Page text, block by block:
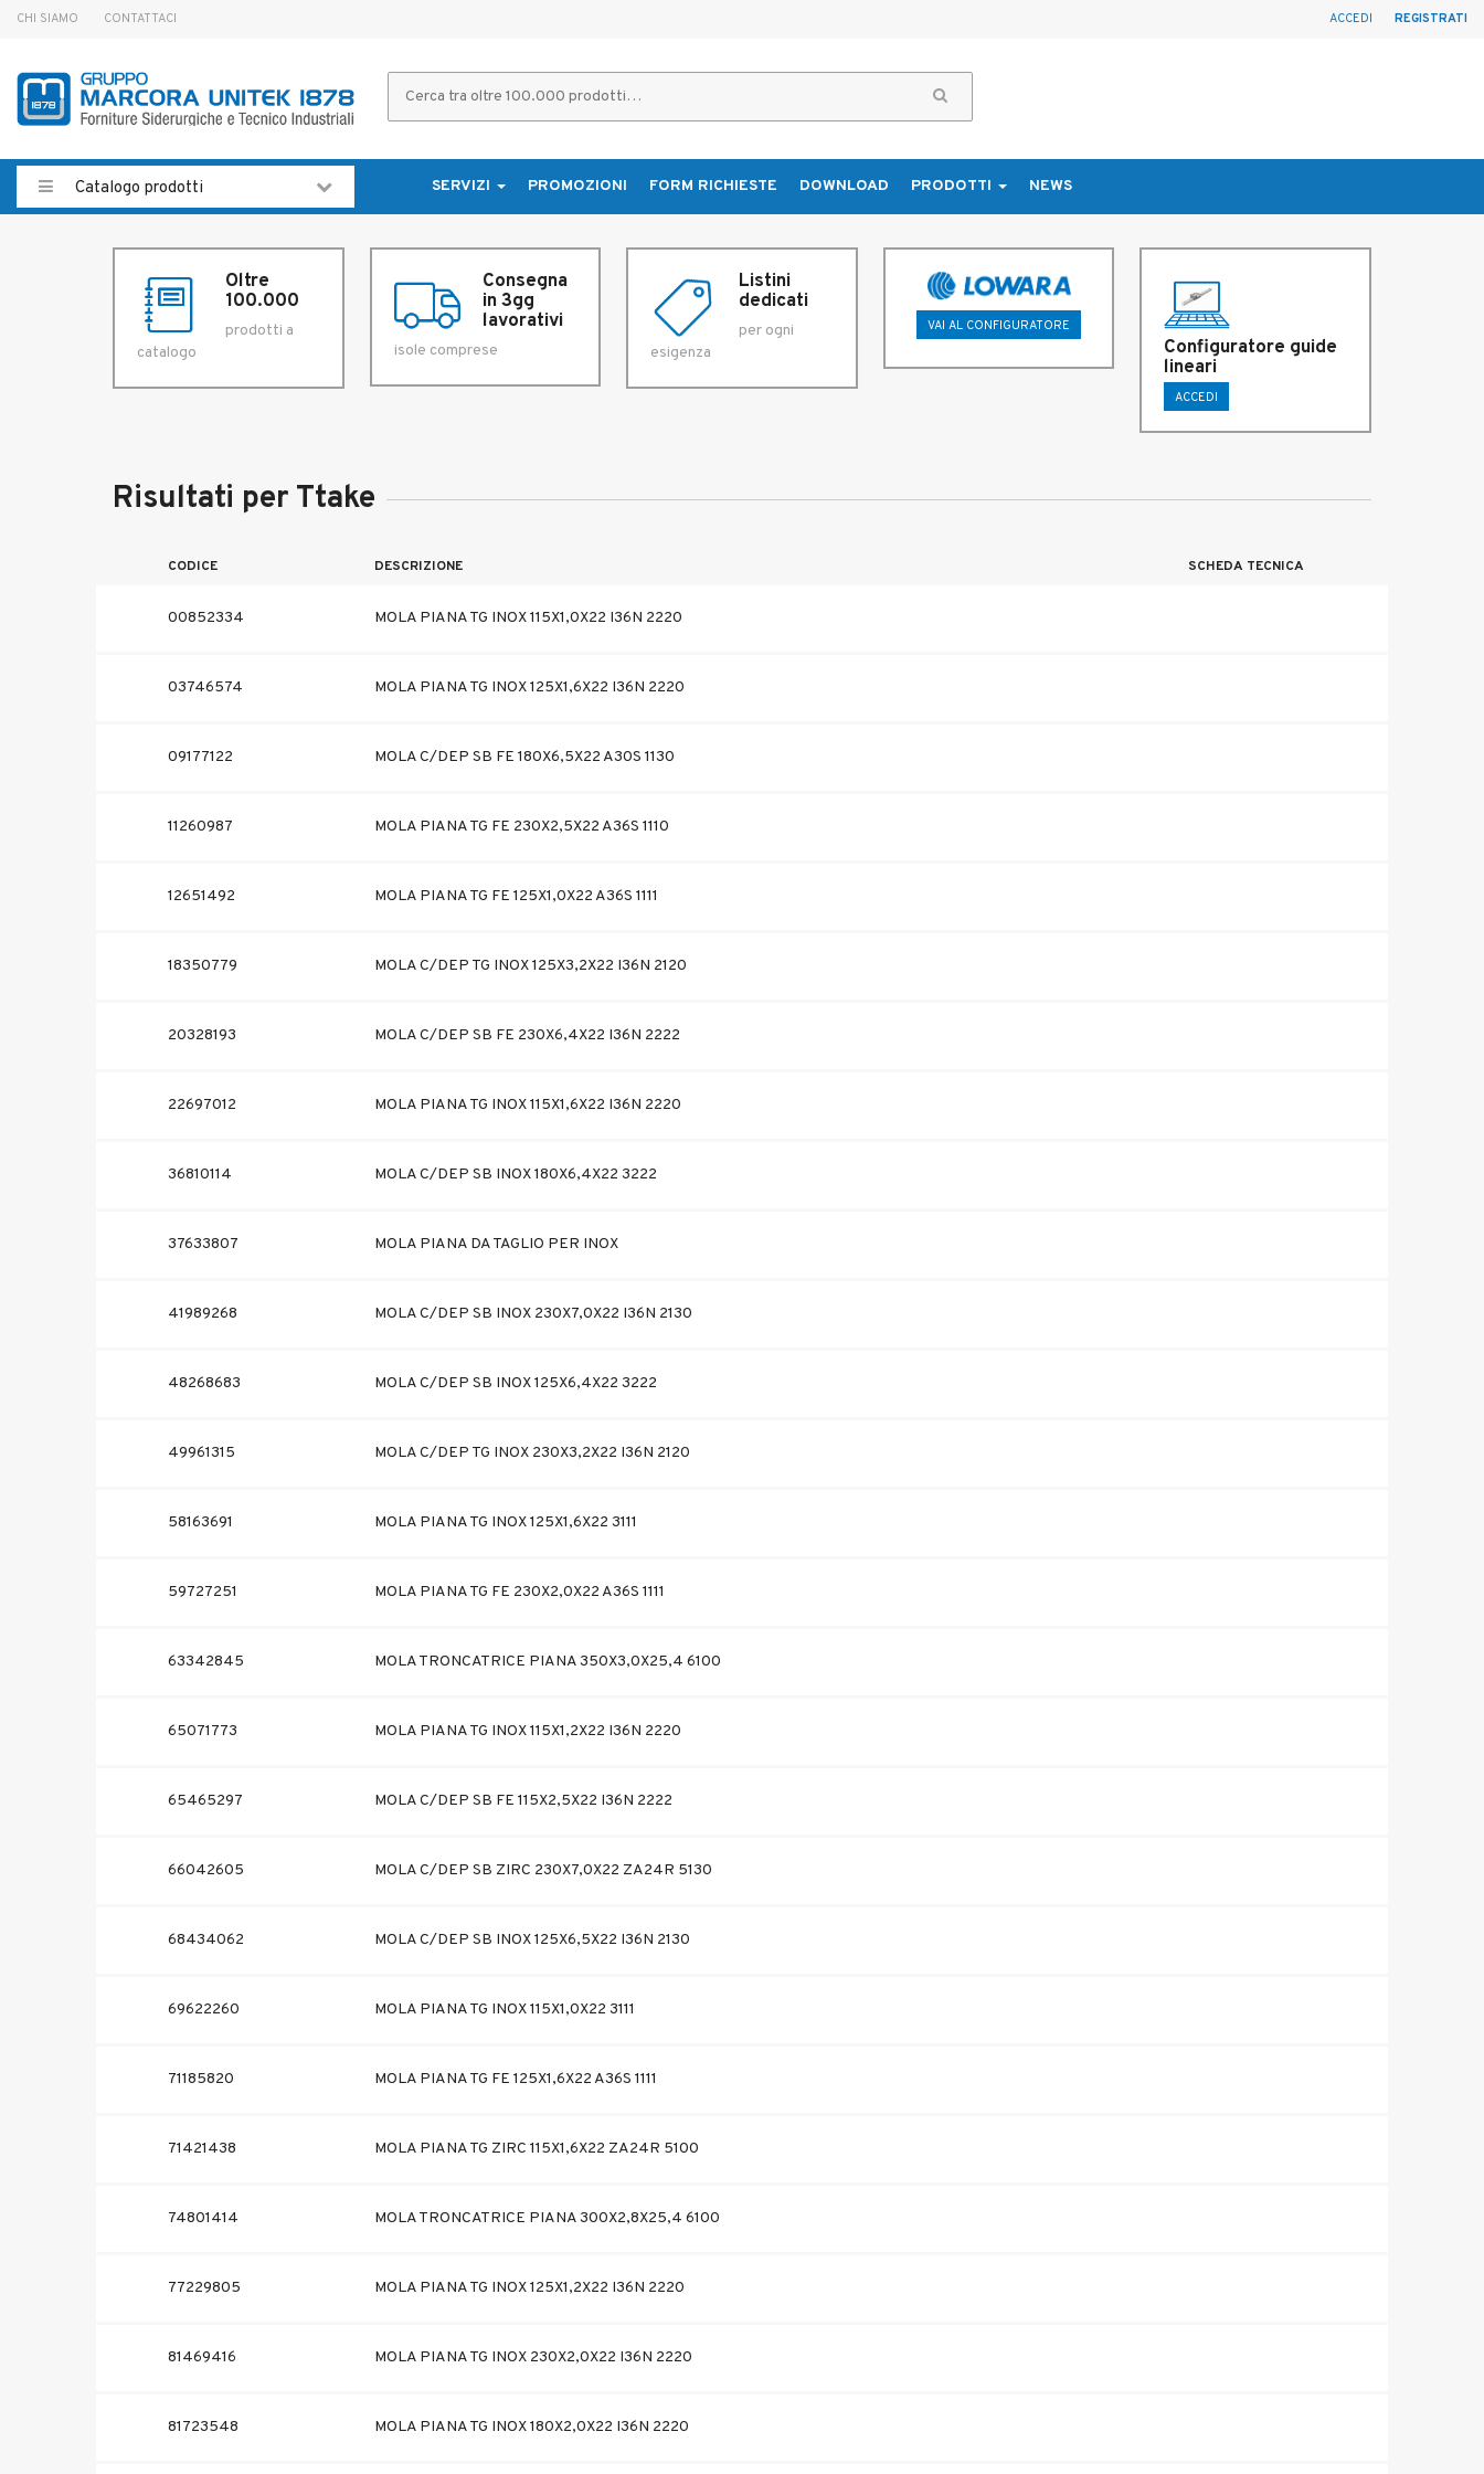
CHI SIAMO CONTATTACI REGISTRATI
ACCEDI
Catalogo prodotti SERVIZI PROMOZIONI FORM RICHIESTE DOWNLOAD PRODOTTI NEWS
Oltre
100.000
prodotti a
catalogo
Consegna
in 3gg
lavorativi
isole comprese
Listini
dedicati
per ogni
esigenza
VAI AL CONFIGURATORE
Configuratore guide
lineari
ACCEDI
Risultati per Ttake
CODICE DESCRIZIONE SCHEDA TECNICA
00852334 MOLA PIANA TG INOX 115X1,0X22 I36N 2220
03746574 MOLA PIANA TG INOX 125X1,6X22 I36N 2220
09177122 MOLA C/DEP SB FE 180X6,5X22 A30S 1130
11260987 MOLA PIANA TG FE 230X2,5X22 A36S 1110
12651492 MOLA PIANA TG FE 125X1,0X22 A36S 1111
18350779 MOLA C/DEP TG INOX 125X3,2X22 I36N 2120
20328193 MOLA C/DEP SB FE 230X6,4X22 I36N 2222
22697012 MOLA PIANA TG INOX 115X1,6X22 I36N 2220
36810114 MOLA C/DEP SB INOX 180X6,4X22 3222
37633807 MOLA PIANA DA TAGLIO PER INOX
41989268 MOLA C/DEP SB INOX 230X7,0X22 I36N 2130
48268683 MOLA C/DEP SB INOX 125X6,4X22 3222
49961315 MOLA C/DEP TG INOX 230X3,2X22 I36N 2120
58163691 MOLA PIANA TG INOX 125X1,6X22 3111
59727251 MOLA PIANA TG FE 230X2,0X22 A36S 1111
63342845 MOLA TRONCATRICE PIANA 350X3,0X25,4 6100
65071773 MOLA PIANA TG INOX 115X1,2X22 I36N 2220
65465297 MOLA C/DEP SB FE 115X2,5X22 I36N 2222
66042605 MOLA C/DEP SB ZIRC 230X7,0X22 ZA24R 5130
68434062 MOLA C/DEP SB INOX 125X6,5X22 I36N 2130
69622260 MOLA PIANA TG INOX 115X1,0X22 3111
71185820 MOLA PIANA TG FE 125X1,6X22 A36S 1111
71421438 MOLA PIANA TG ZIRC 115X1,6X22 ZA24R 5100
74801414 MOLA TRONCATRICE PIANA 300X2,8X25,4 6100
77229805 MOLA PIANA TG INOX 125X1,2X22 I36N 2220
81469416 MOLA PIANA TG INOX 230X2,0X22 I36N 2220
81723548 MOLA PIANA TG INOX 180X2,0X22 I36N 2220